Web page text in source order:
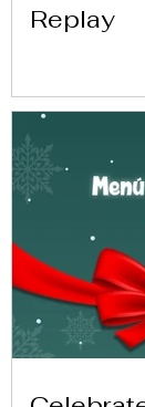
Replay